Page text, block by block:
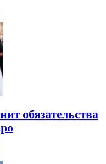
обязательства